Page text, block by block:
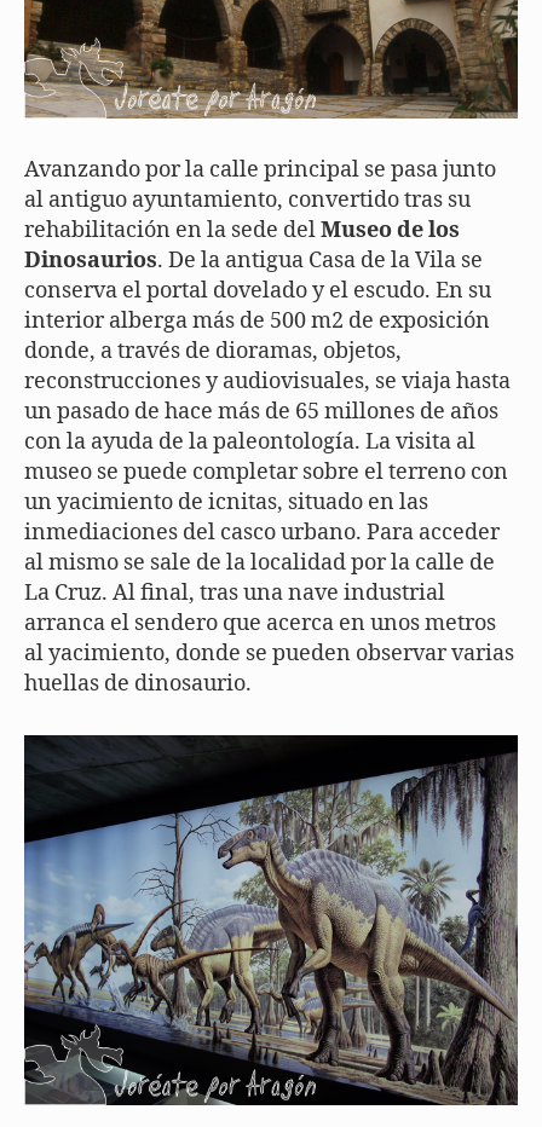
Avanzando por la calle principal se pasa junto
al antiguo ayuntamiento, convertido tras su
rehabilitación en la sede delMuseo de los
Dinosaurios. De la antigua Casa de la Vila se
conserva el portal dovelado y el escudo. En su
interior alberga más de 500 m2 de exposición
donde, a través de dioramas, objetos,
reconstrucciones y audiovisuales, se viaja hasta
un pasado de hace más de 65 millones de años
con la ayuda de la paleontología. La visita al
museo se puede completar sobre el terreno con
un yacimiento de icnitas, situado en las
inmediaciones del casco urbano. Para acceder
al mismo se sale de la localidad por la calle de
La Cruz. Al final, tras una nave industrial
arranca el sendero que acerca en unos metros
al yacimiento, donde se pueden observar varias
huellas de dinosaurio.